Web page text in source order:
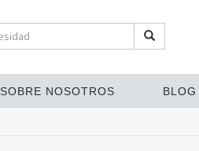
SOBRE NOSOTROS BLOG